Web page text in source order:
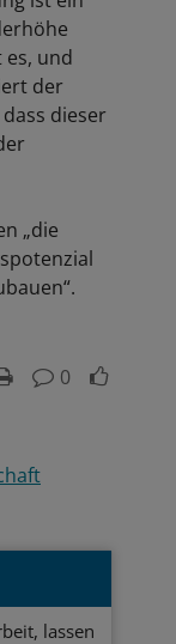
es, und
der
dieser
„die
0
lassen